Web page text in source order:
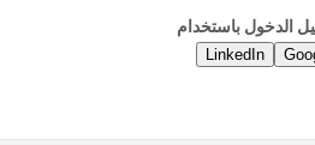
الدخول باستخدام
LinkedIn